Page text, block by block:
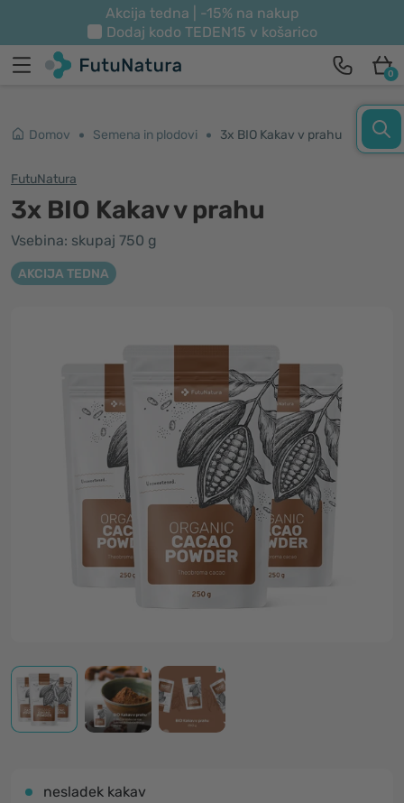
Akcija tedna | -15% na nakup
Dodaj kodo TEDEN15 v košarico
0
Domov Semena in plodovi 3x BIO Kakav v prahu
FutuNatura
3x BIO Kakav v prahu
Vsebina: skupaj 750 g
AKCIJA TEDNA
nesladek kakav